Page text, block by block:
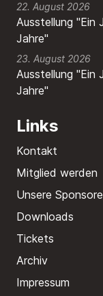
22. August 2026
Ausstellung "Ein
Jahre"
23. August 2026
Ausstellung "Ein
Jahre"
Links
Kontakt
Mitglied werden
Unsere
Downloads
Tickets
Archiv
Impressum